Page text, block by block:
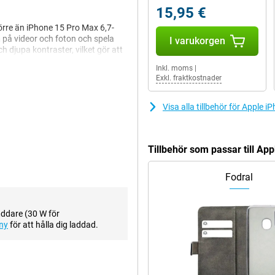
än iPhone 15 Pro Max 6,7-
videor och foton och spela
djupa kontraster, vilket gör att
på iPhone 16 Pro Max är för
fulla av detaljer, oavsett om
erbjuder upp till 10x optisk
på 12 megapixel låter dig ta
(30 W för
för att hålla dig laddad.
15,95 €
I varukorgen
Inkl. moms
Exkl. fraktkostnader
Visa alla tillbehör för Apple
Tillbehör som passar till
Fodral